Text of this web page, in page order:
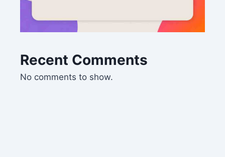
Recent Comments
No comments to show.